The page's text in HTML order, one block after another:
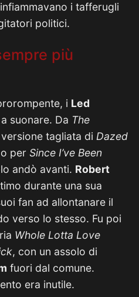
i tafferugli
politici.
più
i Led
suonare. Da The
tagliata di Dazed
per Since I’ve Been
andò avanti. Robert
durante una sua
fan ad allontanare il
verso lo stesso. Fu poi
Whole Lotta Love
, con un assolo di
fuori dal comune.
era inutile.